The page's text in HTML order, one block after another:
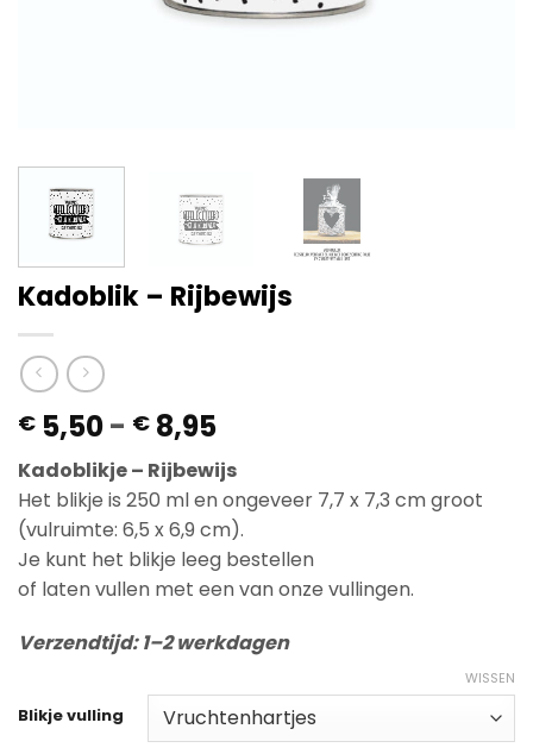
Kadoblik – Rijbewijs
€ 5,50- € 8,95Prijsklasse:
€ 5,50
tot
€ 8,95
Kadoblikje – Rijbewijs
Het blikje is 250 ml en ongeveer 7,7 x 7,3 cm groot
(vulruimte: 6,5 x 6,9 cm).
Je kunt het blikje leeg bestellen
of laten vullen met een van onze vullingen.
Verzendtijd: 1–2 werkdagen
Blikje vulling
WISSEN